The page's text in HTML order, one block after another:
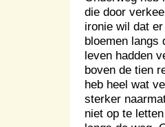
die door
ironie wil dat
bloemen langs
leven hadden
boven de tien
heb heel wat
sterker
niet op te